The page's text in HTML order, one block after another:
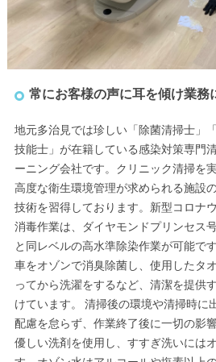
常にお客様の声に耳を傾け業務
地元多治見では珍しい「除菌清掃士」
技能士」が在籍している感染対策専門
ーニング会社です。クリニック清掃を
高度な衛生環境管理が求められる施設
技術を習得しております。新型コロナ
消毒作業は、ダイヤモンドプリンセス
と同レベルの高水準除染作業が可能で
車をオゾンで消臭除菌し、使用したタ
ってから洗濯をするなど、清潔を提供
けています。 清掃後の環境や清掃時に
配慮を怠らず、作業終了後に一切の影
優しい洗剤を使用し、すすぎ洗いには